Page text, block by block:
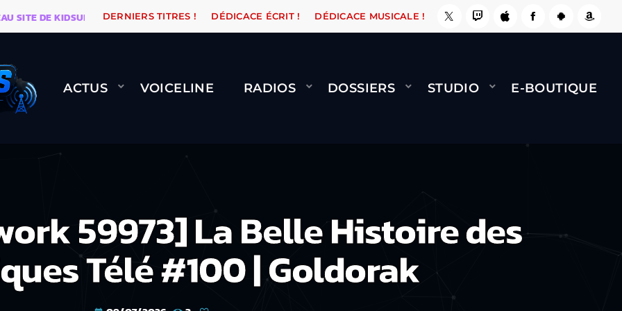
DE KIDSUNE WARÉTRO ORANGE ROAD QUI PASSE, ÇA LE FAIT ! NAMI BERNARD MINET - FLY
DERNIERS TITRES ! DÉDICACE ÉCRIT ! DÉDICACE MUSICALE !
ACTUS VOICELINE RADIOS DOSSIERS STUDIO E-BOUTIQUE
59973] La Belle Histoire des
Télé #100 | Goldorak